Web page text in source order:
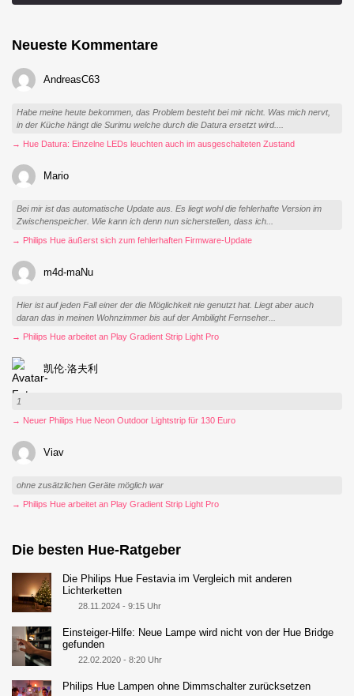
Neueste Kommentare
AndreasC63
Habe meine heute bekommen, das Problem besteht bei mir nicht. Was mich nervt,
in der Küche hängt die Surimu welche durch die Datura ersetzt wird....
→ Hue Datura: Einzelne LEDs leuchten auch im ausgeschalteten Zustand
Mario
Bei mir ist das automatische Update aus. Es liegt wohl die fehlerhafte Version im
Zwischenspeicher. Wie kann ich denn nun sicherstellen, dass ich...
→ Philips Hue äußerst sich zum fehlerhaften Firmware-Update
m4d-maNu
Hier ist auf jeden Fall einer der die Möglichkeit nie genutzt hat. Liegt aber auch
daran das in meinen Wohnzimmer bis auf der Ambilight Fernseher...
→ Philips Hue arbeitet an Play Gradient Strip Light Pro
凯伦·洛夫利
1
→ Neuer Philips Hue Neon Outdoor Lightstrip für 130 Euro
Viav
ohne zusätzlichen Geräte möglich war
→ Philips Hue arbeitet an Play Gradient Strip Light Pro
Die besten Hue-Ratgeber
Die Philips Hue Festavia im Vergleich mit anderen
Lichterketten
28.11.2024 - 9:15 Uhr
Einsteiger-Hilfe: Neue Lampe wird nicht von der Hue Bridge
gefunden
22.02.2020 - 8:20 Uhr
Philips Hue Lampen ohne Dimmschalter zurücksetzen